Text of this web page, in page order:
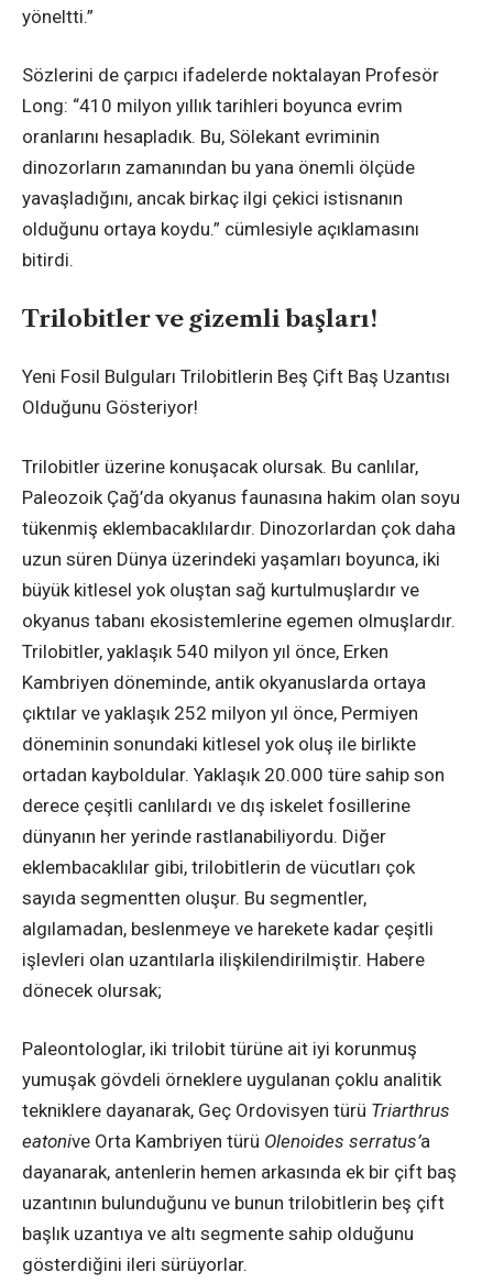
yöneltti.”
Sözlerini de çarpıcı ifadelerde noktalayan Profesör
Long: “410 milyon yıllık tarihleri ​​boyunca evrim
oranlarını hesapladık. Bu, Sölekant evriminin
dinozorların zamanından bu yana önemli ölçüde
yavaşladığını, ancak birkaç ilgi çekici istisnanın
olduğunu ortaya koydu.” cümlesiyle açıklamasını
bitirdi.
Trilobitler ve gizemli başları!
Yeni Fosil Bulguları Trilobitlerin Beş Çift Baş Uzantısı
Olduğunu Gösteriyor!
Trilobitler üzerine konuşacak olursak. Bu canlılar,
Paleozoik Çağ’da okyanus faunasına hakim olan soyu
tükenmiş eklembacaklılardır. Dinozorlardan çok daha
uzun süren Dünya üzerindeki yaşamları boyunca, iki
büyük kitlesel yok oluştan sağ kurtulmuşlardır ve
okyanus tabanı ekosistemlerine egemen olmuşlardır.
Trilobitler, yaklaşık 540 milyon yıl önce, Erken
Kambriyen döneminde, antik okyanuslarda ortaya
çıktılar ve yaklaşık 252 milyon yıl önce, Permiyen
döneminin sonundaki kitlesel yok oluş ile birlikte
ortadan kayboldular. Yaklaşık 20.000 türe sahip son
derece çeşitli canlılardı ve dış iskelet fosillerine
dünyanın her yerinde rastlanabiliyordu. Diğer
eklembacaklılar gibi, trilobitlerin de vücutları çok
sayıda segmentten oluşur. Bu segmentler,
algılamadan, beslenmeye ve harekete kadar çeşitli
işlevleri olan uzantılarla ilişkilendirilmiştir. Habere
dönecek olursak;
Paleontologlar, iki trilobit türüne ait iyi korunmuş
yumuşak gövdeli örneklere uygulanan çoklu analitik
tekniklere dayanarak, Geç Ordovisyen türü Triarthrus
eatonive Orta Kambriyen türü Olenoides serratus’a
dayanarak, antenlerin hemen arkasında ek bir çift baş
uzantının bulunduğunu ve bunun trilobitlerin beş çift
başlık uzantıya ve altı segmente sahip olduğunu
gösterdiğini ileri sürüyorlar.